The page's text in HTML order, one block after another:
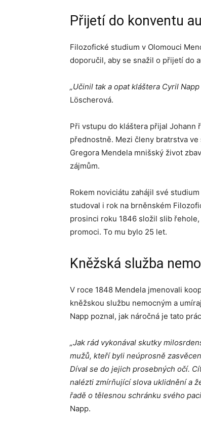
Přijetí do konventu
Filozofické studium v Olomouci
doporučil, aby se snažil o přijetí do
„Učinil tak a opat kláštera Cyril
Löscherová.
Při vstupu do kláštera přijal
přednostně. Mezi členy bratrstva
Gregora Mendela mnišský život
zájmům.
Rokem noviciátu zahájil své
studoval i rok na brněnském
prosinci roku 1846 složil slib
promoci. To mu bylo 25 let.
Kněžská služba
V roce 1848 Mendela jmenovali
kněžskou službu nemocným a
Napp poznal, jak náročná je tato
„Jak rád vykonával skutky
mužů, kteří byli neúprosně
Díval se do jejich prosebných očí.
nalézti zmírňující slova uklidnění a
řadě o tělesnou schránku svého
Napp.